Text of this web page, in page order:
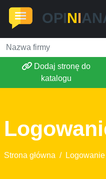
OPINI
Dodaj stronę do
katalogu
Strona główna / Logowanie